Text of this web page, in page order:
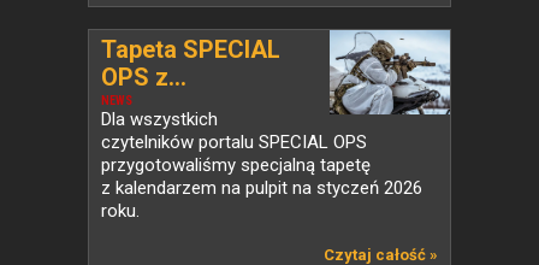
NEWS
Tapeta SPECIAL
OPS z...
Dla wszystkich
czytelników portalu SPECIAL OPS
przygotowaliśmy specjalną tapetę
z kalendarzem na pulpit na styczeń 2026
roku.
Czytaj całość »